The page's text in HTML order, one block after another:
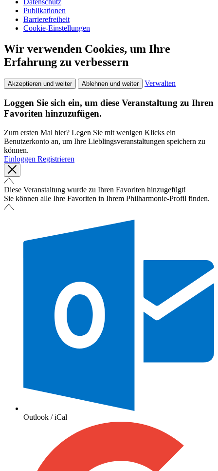
Publikationen
Barrierefreiheit
Cookie-Einstellungen
Wir verwenden Cookies, um Ihre
Erfahrung zu verbessern
Akzeptieren und weiter Ablehnen und weiter Verwalten
Loggen Sie sich ein, um diese Veranstaltung zu Ihren
Favoriten hinzuzufügen.
Zum ersten Mal hier? Legen Sie mit wenigen Klicks ein
Benutzerkonto an, um Ihre Lieblingsveranstaltungen speichern zu
können.
Einloggen Registrieren
Diese Veranstaltung wurde zu Ihren Favoriten hinzugefügt!
Sie können alle Ihre Favoriten in Ihrem Philharmonie-Profil finden.
Outlook / iCal